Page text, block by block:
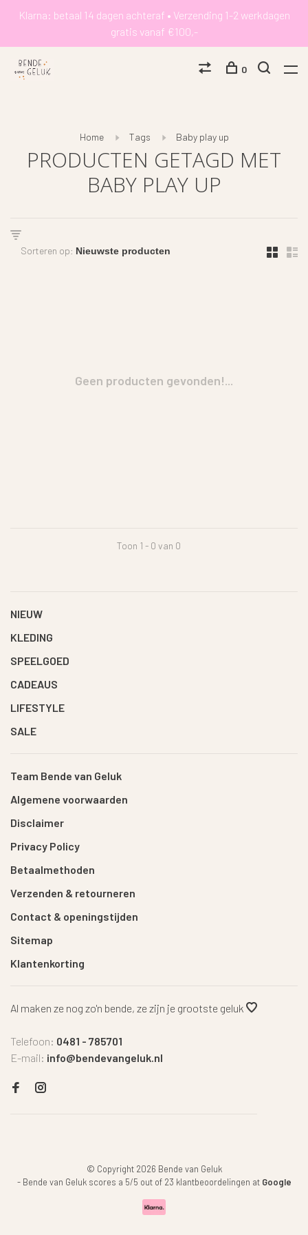
Klarna: betaal 14 dagen achteraf • Verzending 1-2 werkdagen
gratis vanaf €100,-
0
Home Tags Baby play up
PRODUCTEN GETAGD MET
BABY PLAY UP
Sorteren op:
Geen producten gevonden!...
Toon 1 - 0 van 0
NIEUW
KLEDING
SPEELGOED
CADEAUS
LIFESTYLE
SALE
Team Bende van Geluk
Algemene voorwaarden
Disclaimer
Privacy Policy
Betaalmethoden
Verzenden & retourneren
Contact & openingstijden
Sitemap
Klantenkorting
Al maken ze nog zo'n bende, ze zijn je grootste geluk
Telefoon: 0481 - 785701
E-mail: info@bendevangeluk.nl
© Copyright 2026 Bende van Geluk
- Bende van Geluk scores a 5/5 out of 23 klantbeoordelingen at Google